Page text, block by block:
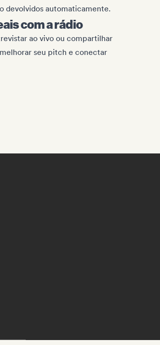
devolvidos automaticamente.
com a rádio
ao vivo ou compartilhar
seu pitch e conectar